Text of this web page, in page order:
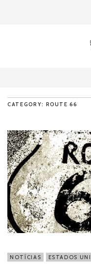
CATEGORY: ROUTE 66
NOTÍCIAS ESTADOS